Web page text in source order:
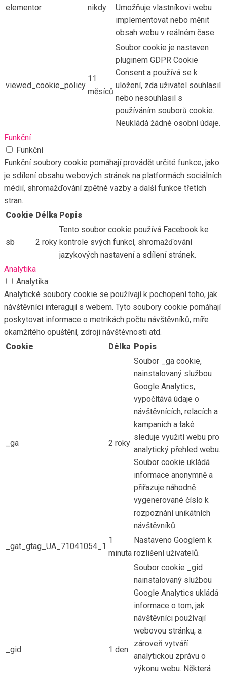
elementor nikdy
Umožňuje vlastníkovi webu
implementovat nebo měnit
obsah webu v reálném čase.
viewed_cookie_policy
11
měsíců
Soubor cookie je nastaven
pluginem GDPR Cookie
Consent a používá se k
uložení, zda uživatel souhlasil
nebo nesouhlasil s
používáním souborů cookie.
Neukládá žádné osobní údaje.
Funkční
Funkční
Funkční soubory cookie pomáhají provádět určité funkce, jako
je sdílení obsahu webových stránek na platformách sociálních
médií, shromažďování zpětné vazby a další funkce třetích
stran.
Cookie Délka Popis
sb 2 roky
Tento soubor cookie používá Facebook ke
kontrole svých funkcí, shromažďování
jazykových nastavení a sdílení stránek.
Analytika
Analytika
Analytické soubory cookie se používají k pochopení toho, jak
návštěvníci interagují s webem. Tyto soubory cookie pomáhají
poskytovat informace o metrikách počtu návštěvníků, míře
okamžitého opuštění, zdroji návštěvnosti atd.
Cookie
Délka Popis
_ga 2 roky
Soubor _ga cookie,
nainstalovaný službou
Google Analytics,
vypočítává údaje o
návštěvnících, relacích a
kampaních a také
sleduje využití webu pro
analytický přehled webu.
Soubor cookie ukládá
informace anonymně a
přiřazuje náhodně
vygenerované číslo k
rozpoznání unikátních
návštěvníků.
_gat_gtag_UA_71041054_1
1
minuta
Nastaveno Googlem k
rozlišení uživatelů.
_gid 1 den
Soubor cookie _gid
nainstalovaný službou
Google Analytics ukládá
informace o tom, jak
návštěvníci používají
webovou stránku, a
zároveň vytváří
analytickou zprávu o
výkonu webu. Některá